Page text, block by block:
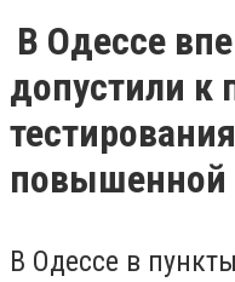
В Одессе
допустили к
повышенной
В Одессе в